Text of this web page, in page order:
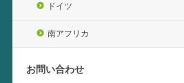
ドイツ
南アフリカ
お問い合わせ